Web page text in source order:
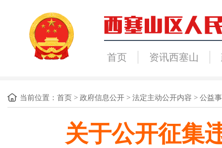
首页 资讯西塞山
当前位置： 首页 > 政府信息公开 > 法定主动公开内容 > 公益
关于公开征集